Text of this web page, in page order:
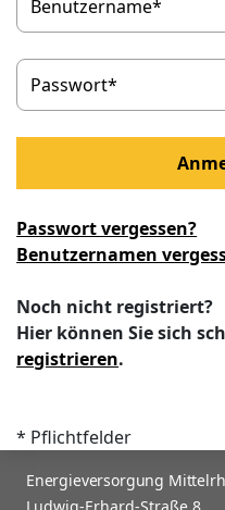
Passwort vergessen?
Benutzernamen
Noch nicht registriert?
Hier können Sie sich
registrieren.
* Pflichtfelder
Energieversorgung